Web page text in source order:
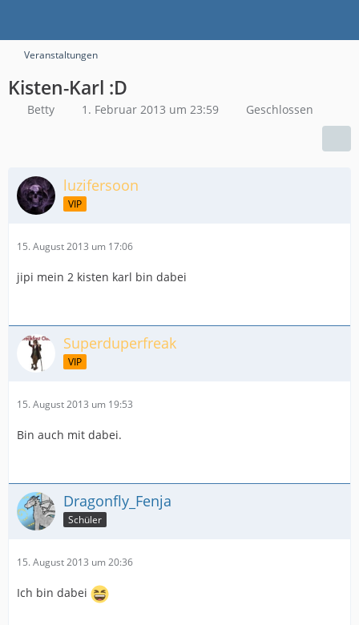
Veranstaltungen
Kisten-Karl :D
Betty 1. Februar 2013 um 23:59 Geschlossen
luzifersoon
VIP
15. August 2013 um 17:06
jipi mein 2 kisten karl bin dabei
Superduperfreak
VIP
15. August 2013 um 19:53
Bin auch mit dabei.
Dragonfly_Fenja
Schüler
15. August 2013 um 20:36
Ich bin dabei